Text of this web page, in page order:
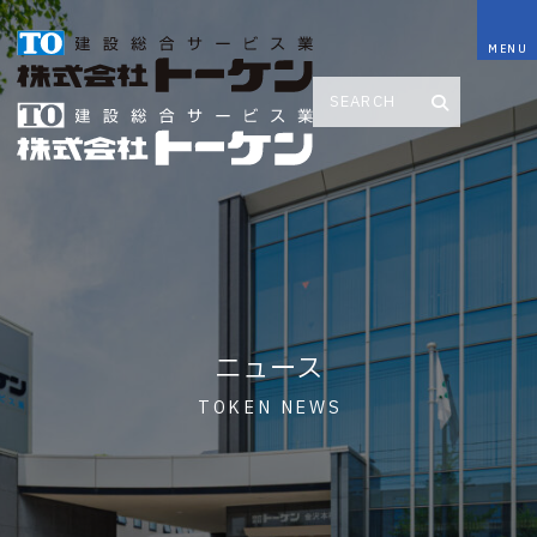
ニュース
TOKEN NEWS